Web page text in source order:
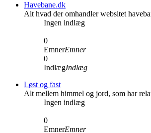
Havebane.dk
Alt hvad der omhandler websitet
Ingen indlæg
0
EmnerEmner
0
IndlægIndlæg
Løst og fast
Alt mellem himmel og jord, som har
Ingen indlæg
0
EmnerEmner